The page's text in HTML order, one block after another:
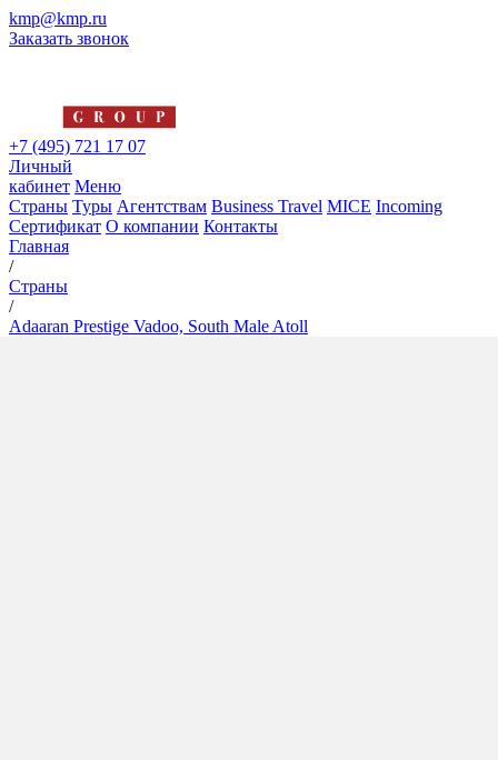
kmp@kmp.ru
Заказать звонок
+7 (495) 721 17 07
Личный
кабинет Меню
Страны Туры Агентствам Business Travel MICE Incoming
Сертификат О компании Контакты
Главная
/
Страны
/
Adaaran Prestige Vadoo, South Male Atoll